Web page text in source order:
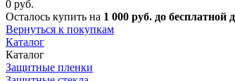
0 руб.
Осталось купить на 1 000 руб. до бесплатной
Вернуться к покупкам
Каталог
Каталог
Защитные пленки